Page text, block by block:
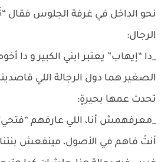
نحو الداخل في غرفة الجلوس فقال
الرجال:
_دا “إيهاب” يعتبر ابني الكبير و دا
الصغير هما دول الرجالة اللي
تحدث عمها بحيرةٍ:
_معرفهمش أنا، اللي عارفهم
أنتَ فاهم في الأصول، مينفعش